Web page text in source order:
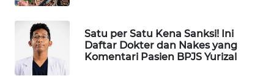
Satu per Satu Kena Sanksi! Ini
Daftar Dokter dan Nakes yang
Komentari Pasien BPJS Yurizal
UMKM
WAHANA
SELEB